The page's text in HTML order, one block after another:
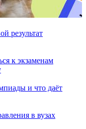
результат
к экзаменам
и что даёт
в вузах